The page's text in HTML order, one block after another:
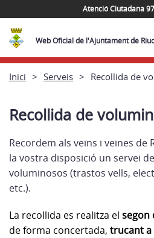
Atenció Ciutadana
Web Oficial de l'Ajuntament de
Inici Serveis Recollida de
Recollida de
Recordem als veïns i veïnes de
la vostra disposició un servei
voluminosos (trastos vells,
etc.).
La recollida es realitza el segon
de forma concertada, trucant a